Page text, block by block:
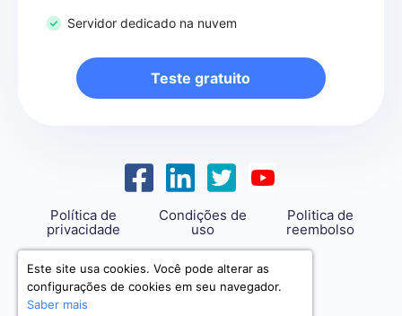
Servidor dedicado na nuvem
Teste gratuito
Política de
privacidade
Condições de
uso
Politica de
reembolso
support@savemyleads.com
Este site usa cookies. Você pode alterar as
configurações de cookies em seu navegador.
Saber mais